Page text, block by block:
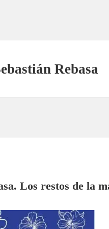
Rebasa
Los restos de la